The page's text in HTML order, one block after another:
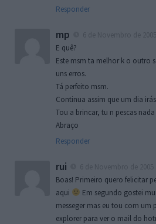
Responder
mp
E quê?
Este msm ta melhor k o outro
uns erros.
Tá perfeito msm.
Continua assim que um dia
Tou a brincar, tu n pescas nada
Abraço
Responder
rui
Boas! Primeiro quero felicitar
aqui
Em segundo gostei
messeger mas eu tou com um
explorer para ver o mail do